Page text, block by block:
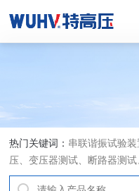
热门关键词： 串联谐振试验
压、变压器测试、断路器测